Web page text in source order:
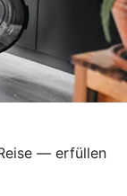
— erfüllen